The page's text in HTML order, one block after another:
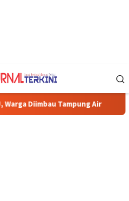
Air Pemkab Karimun